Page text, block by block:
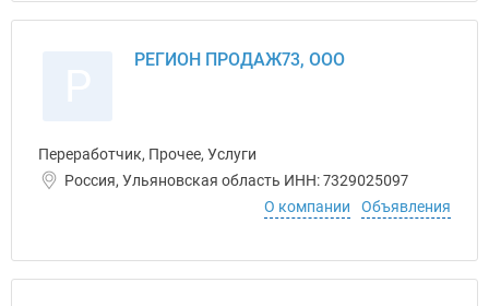
РЕГИОН ПРОДАЖ73, ООО
Переработчик, Прочее, Услуги
Россия, Ульяновская область ИНН: 7329025097
О компании
Объявления